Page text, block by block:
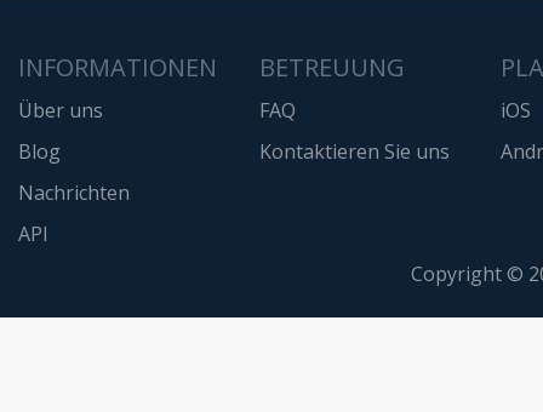
INFORMATIONEN
Über uns
Blog
Nachrichten
API
BETREUUNG
FAQ
Kontaktieren Sie uns
iOS
Copyright ©